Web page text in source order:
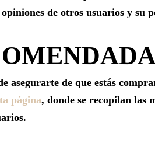
de otros usuarios y su
asegurarte de que estás
página, donde se recopilan las